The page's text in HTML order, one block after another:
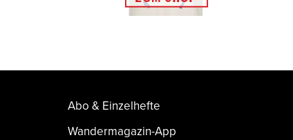
Abo & Einzelhefte
Wandermagazin-App